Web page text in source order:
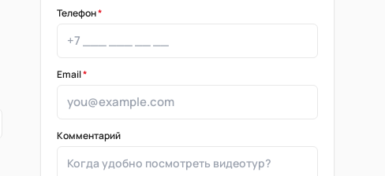
Телефон*
Email*
Комментарий